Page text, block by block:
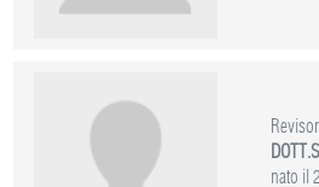
nato il